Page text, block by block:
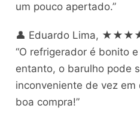
um pouco apertado.”
👤 Eduardo Lima,
“O refrigerador é bonito
entanto, o barulho pode
inconveniente de vez
boa compra!”